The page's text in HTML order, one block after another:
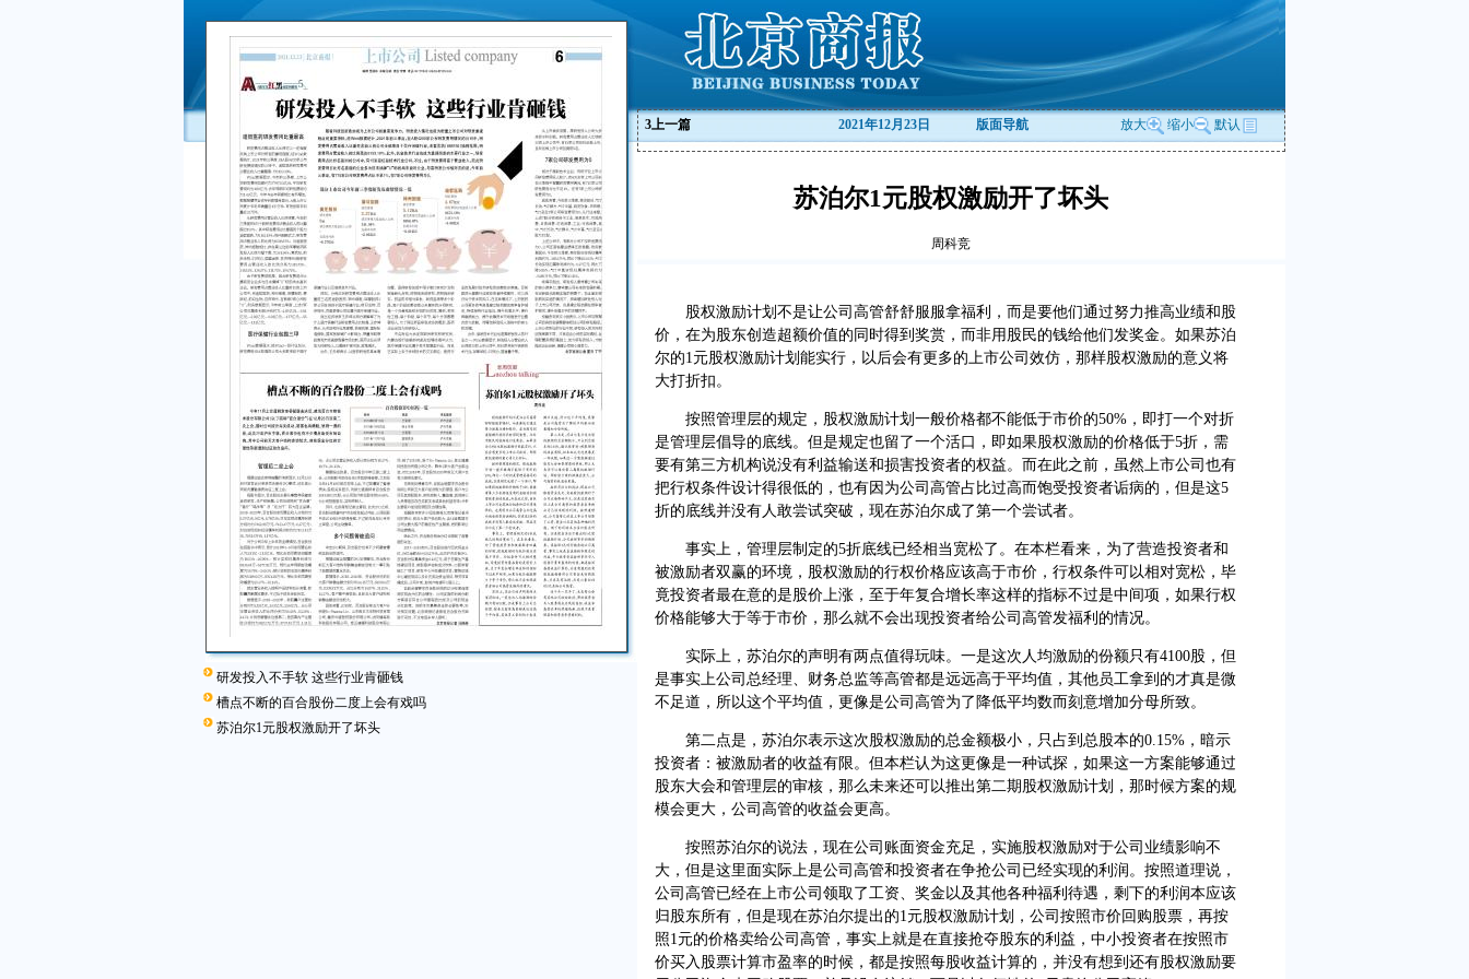
研发投入不手软 这些行业肯砸钱
槽点不断的百合股份二度上会有戏吗
苏泊尔1元股权激励开了坏头
3上一篇 2021年12月23日 版面导航 放大 缩小 默认
苏泊尔1元股权激励开了坏头
周科竞
股权激励计划不是让公司高管舒舒服服拿福利，而是要他们通过努力推高业绩和股
价，在为股东创造超额价值的同时得到奖赏，而非用股民的钱给他们发奖金。如果苏泊
尔的1元股权激励计划能实行，以后会有更多的上市公司效仿，那样股权激励的意义将
大打折扣。
按照管理层的规定，股权激励计划一般价格都不能低于市价的50%，即打一个对折
是管理层倡导的底线。但是规定也留了一个活口，即如果股权激励的价格低于5折，需
要有第三方机构说没有利益输送和损害投资者的权益。而在此之前，虽然上市公司也有
把行权条件设计得很低的，也有因为公司高管占比过高而饱受投资者诟病的，但是这5
折的底线并没有人敢尝试突破，现在苏泊尔成了第一个尝试者。
事实上，管理层制定的5折底线已经相当宽松了。在本栏看来，为了营造投资者和
被激励者双赢的环境，股权激励的行权价格应该高于市价，行权条件可以相对宽松，毕
竟投资者最在意的是股价上涨，至于年复合增长率这样的指标不过是中间项，如果行权
价格能够大于等于市价，那么就不会出现投资者给公司高管发福利的情况。
实际上，苏泊尔的声明有两点值得玩味。一是这次人均激励的份额只有4100股，但
是事实上公司总经理、财务总监等高管都是远远高于平均值，其他员工拿到的才真是微
不足道，所以这个平均值，更像是公司高管为了降低平均数而刻意增加分母所致。
第二点是，苏泊尔表示这次股权激励的总金额极小，只占到总股本的0.15%，暗示
投资者：被激励者的收益有限。但本栏认为这更像是一种试探，如果这一方案能够通过
股东大会和管理层的审核，那么未来还可以推出第二期股权激励计划，那时候方案的规
模会更大，公司高管的收益会更高。
按照苏泊尔的说法，现在公司账面资金充足，实施股权激励对于公司业绩影响不
大，但是这里面实际上是公司高管和投资者在争抢公司已经实现的利润。按照道理说，
公司高管已经在上市公司领取了工资、奖金以及其他各种福利待遇，剩下的利润本应该
归股东所有，但是现在苏泊尔提出的1元股权激励计划，公司按照市价回购股票，再按
照1元的价格卖给公司高管，事实上就是在直接抢夺股东的利益，中小投资者在按照市
价买入股票计算市盈率的时候，都是按照每股收益计算的，并没有想到还有股权激励要